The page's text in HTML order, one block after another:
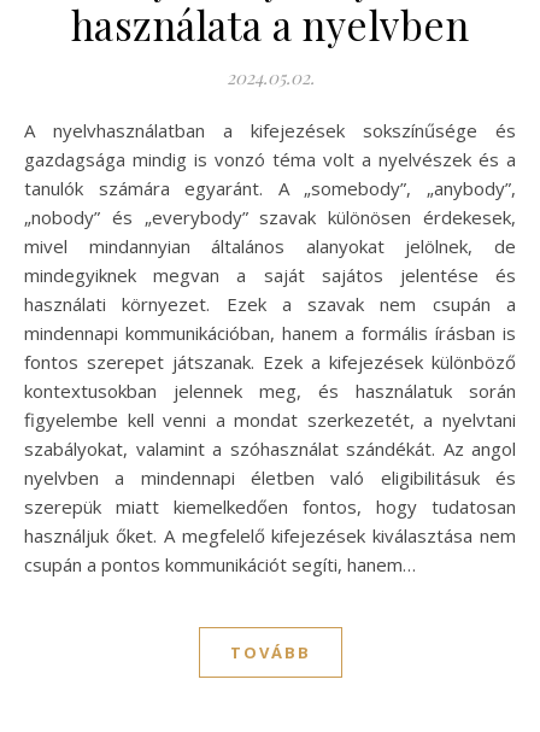
használata a nyelvben
2024.05.02.
A nyelvhasználatban a kifejezések sokszínűsége és
gazdagsága mindig is vonzó téma volt a nyelvészek és a
tanulók számára egyaránt. A „somebody”, „anybody”,
„nobody” és „everybody” szavak különösen érdekesek,
mivel mindannyian általános alanyokat jelölnek, de
mindegyiknek megvan a saját sajátos jelentése és
használati környezet. Ezek a szavak nem csupán a
mindennapi kommunikációban, hanem a formális írásban is
fontos szerepet játszanak. Ezek a kifejezések különböző
kontextusokban jelennek meg, és használatuk során
figyelembe kell venni a mondat szerkezetét, a nyelvtani
szabályokat, valamint a szóhasználat szándékát. Az angol
nyelvben a mindennapi életben való eligibilitásuk és
szerepük miatt kiemelkedően fontos, hogy tudatosan
használjuk őket. A megfelelő kifejezések kiválasztása nem
csupán a pontos kommunikációt segíti, hanem…
TOVÁBB